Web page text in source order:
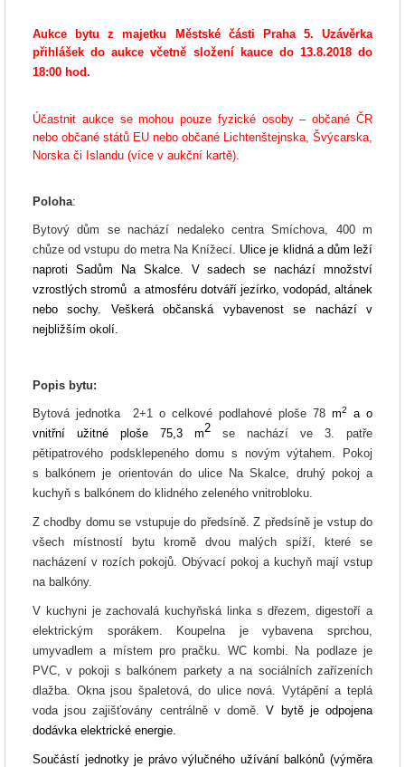
Aukce bytu z majetku Městské části Praha 5. Uzávěrka
přihlášek do aukce včetně složení kauce do 13.8.2018 do
18:00 hod.
Účastnit aukce se mohou pouze fyzické osoby – občané ČR
nebo občané států EU nebo občané Lichtenštejnska, Švýcarska,
Norska či Islandu (více v aukční kartě).
Poloha:
Bytový dům se nachází nedaleko centra Smíchova, 400 m
chůze od vstupu do metra Na Knížecí. Ulice je klidná a dům leží
naproti Sadům Na Skalce. Vsadech se nachází množství
vzrostlých stromů a atmosféru dotváří jezírko, vodopád, altánek
nebo sochy. Veškerá občanská vybavenost se nachází v
nejbližším okolí.
Popis bytu:
Bytová jednotka 2+1 o celkové podlahové ploše 78 m2
a o
vnitřní užitné ploše 75,3 m2
se nachází ve 3. patře
pětipatrového podsklepeného domu s novým výtahem. Pokoj
s balkónem je orientován do ulice Na Skalce, druhý pokoj a
kuchyň s balkónem do klidného zeleného vnitrobloku.
Z chodby domu se vstupuje do předsíně. Z předsíně je vstup do
všech místností bytu kromě dvou malých spíží, které se
nacházení v rozích pokojů. Obývací pokoj a kuchyň mají vstup
na balkóny.
V kuchyni je zachovalá kuchyňská linka s dřezem, digestoří a
elektrickým sporákem. Koupelna je vybavena sprchou,
umyvadlem a místem pro pračku. WC kombi. Na podlaze je
PVC, v pokoji s balkónem parkety a na sociálních zařízeních
dlažba. Okna jsou špaletová, do ulice nová. Vytápění a teplá
voda jsou zajišťovány centrálně v domě.V bytě je odpojena
dodávka elektrické energie.
Součástí jednotky je právo výlučného užívání balkónů (výměra